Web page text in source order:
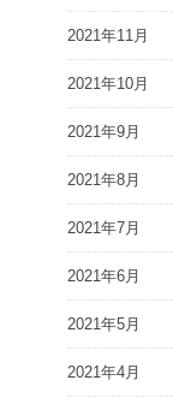
2021年11月
2021年10月
2021年9月
2021年8月
2021年7月
2021年6月
2021年5月
2021年4月